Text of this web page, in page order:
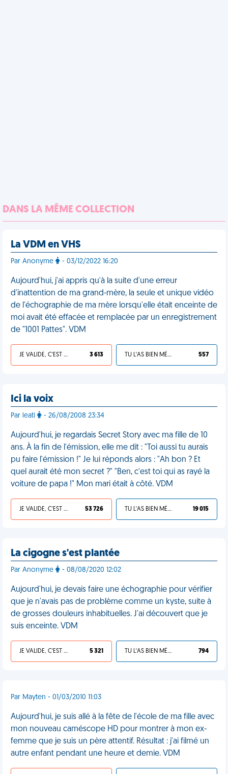
DANS LA MÊME COLLECTION
La VDM en VHS
Par Anonyme - 03/12/2022 16:20
Aujourd'hui, j'ai appris qu'à la suite d'une erreur
d'inattention de ma grand-mère, la seule et unique vidéo
de l'échographie de ma mère lorsqu'elle était enceinte de
moi avait été effacée et remplacée par un enregistrement
de "1001 Pattes". VDM
JE VALIDE, C'EST UNE VDM 3 613 TU L'AS BIEN MÉRITÉ 557
Ici la voix
Par leati - 26/08/2008 23:34
Aujourd'hui, je regardais Secret Story avec ma fille de 10
ans. À la fin de l'émission, elle me dit : "Toi aussi tu aurais
pu faire l'émission !" Je lui réponds alors : "Ah bon ? Et
quel aurait été mon secret ?" "Ben, c'est toi qui as rayé la
voiture de papa !" Mon mari était à côté. VDM
JE VALIDE, C'EST UNE VDM 53 726 TU L'AS BIEN MÉRITÉ 19 015
La cigogne s'est plantée
Par Anonyme - 08/08/2020 12:02
Aujourd'hui, je devais faire une échographie pour vérifier
que je n'avais pas de problème comme un kyste, suite à
de grosses douleurs inhabituelles. J'ai découvert que je
suis enceinte. VDM
JE VALIDE, C'EST UNE VDM 5 321 TU L'AS BIEN MÉRITÉ 794
Par Mayten - 01/03/2010 11:03
Aujourd'hui, je suis allé à la fête de l'école de ma fille avec
mon nouveau caméscope HD pour montrer à mon ex-
femme que je suis un père attentif. Résultat : j'ai filmé un
autre enfant pendant une heure et demie. VDM